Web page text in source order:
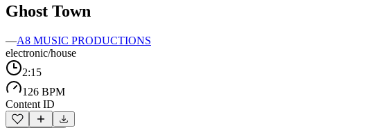
Ghost Town
—A8 MUSIC PRODUCTIONS
electronic/house
2:15
126 BPM
Content ID